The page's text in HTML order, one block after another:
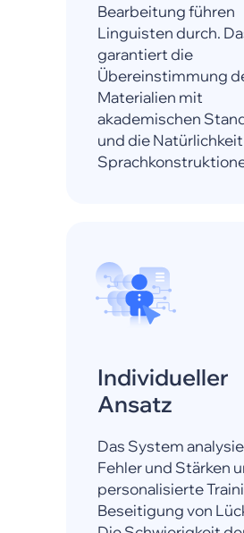
Bearbeitung führen
Linguisten durch.
garantiert die
Übereinstimmung
Materialien mit
akademischen
und die
Individueller
Ansatz
Das System
Fehler und Stärken
personalisierte
Beseitigung von